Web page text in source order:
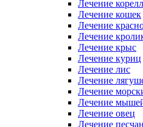
Лечение корелл
Лечение кошек
Лечение
Лечение
Лечение крыс
Лечение куриц
Лечение лис
Лечение
Лечение
Лечение
Лечение овец
Лечение